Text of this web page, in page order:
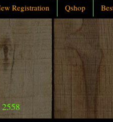
Registration Qshop